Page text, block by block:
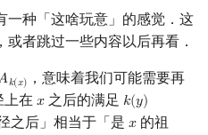
一种「这啥玩意」的感觉．这
者跳过一些内容以后再看．
𝑘(𝑥)
k(x) ，意味着我们可能需要再
在 𝑥
x之后的满足 𝑘(𝑦)
k(y)=
之后」相当于「是 𝑥
x的祖